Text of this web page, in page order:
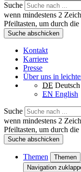
Suche
wenn mindestens 2
Pfeiltasten, um durch
Suche abschicken
Kontakt
Karriere
Presse
Über uns in
DE Deutsch
EN English
Suche
wenn mindestens 2
Pfeiltasten, um durch
Suche abschicken
Themen
Themen
Navigation